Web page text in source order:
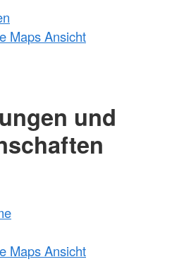
Maps Ansicht
und
Maps Ansicht